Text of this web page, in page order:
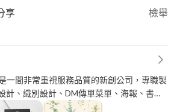
享 檢舉
一間非常重視服務品質的新創公司，專職製
計、識別設計、DM傳單菜單、海報、書籍